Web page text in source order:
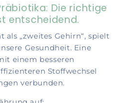
Die richtige
entscheidend.
als „zweites Gehirn“, spielt
Gesundheit. Eine
einem besseren
Stoffwechsel
verbunden.